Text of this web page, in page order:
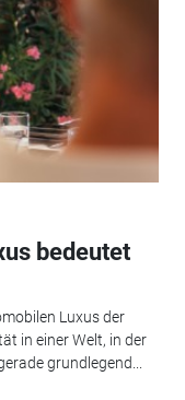
bedeutet
Luxus der
in einer Welt, in der
grundlegend...